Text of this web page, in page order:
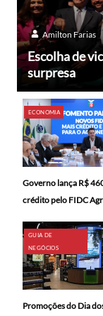
Amilton Farias
Escolha de
surpresa
ECONOMIA
Governo lança R$
crédito pelo FIDC
GUIA DE
NEGÓCIOS
Promoções do Dia